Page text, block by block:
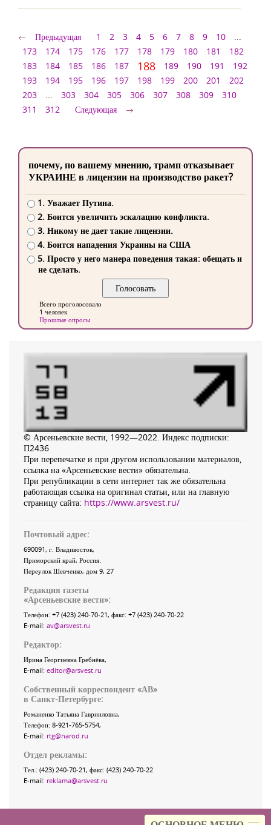
Предыдущая 1 2 3 4 5 6 7 8 9 10
...
173
174 175 176 177 178 179 180 181
182
183
184 185 186 187 188 189 190 191
192
193
194 195 196 197 198 199 200 201
202
203
... 303 304 305 306 307 308 309
310
311
312 Следующая
почему, по вашему мнению, трамп отказывает
УКРАИНЕ в лицензии на производство ракет?
1. Уважает Путина.
2. Боится увеличить эскалацию конфликта.
3. Никому не дает такие лицензии.
4. Боится нападения Украины на США
5. Просто у него манера поведения такая: обещать и
не сделать.
Всего проголосовало
1 человек
Прошлые опросы
© Арсеньевские вести, 1992—2022. Индекс подписки:
П2436
При перепечатке и при другом использовании материалов,
ссылка на «Арсеньевские вести» обязательна.
При републикации в сети интернет так же обязательна
работающая ссылка на оригинал статьи, или на главную
страницу сайта: https://www.arsvest.ru/
Почтовый адрес:
690091, г. Владивосток,
Приморский край, Россия
Переулок Шевченко, дом 9, 27
Редакция газеты
«Арсеньевские вести»:
Телефон: +7 (423) 240-70-21, факс: +7 (423) 240-70-22
E-mail: av@arsvest.ru
Редактор:
Ирина Георгиевна Гребнёва,
E-mail: editor@arsvest.ru
Собственный корреспондент «АВ»
в Санкт-Петербурге:
Романенко Татьяна Гаврииловна,
Телефон: 8-921-765-5754,
E-mail: rtg@narod.ru
Отдел рекламы:
Тел.: (423) 240-70-21, факс: (423) 240-70-22
E-mail: reklama@arsvest.ru